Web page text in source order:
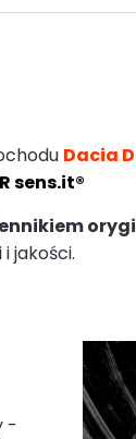
Dacia
sens.it®
jakości.
-